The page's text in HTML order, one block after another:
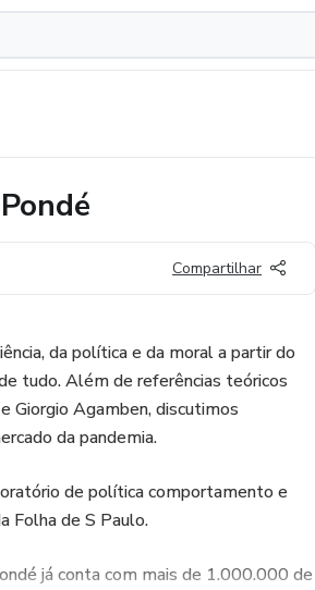
Compartilhar
da política e da moral a partir do
tudo. Além de referências teóricos
Giorgio Agamben, discutimos
da pandemia.
de política comportamento e
Folha de S Paulo.
já conta com mais de 1.000.000 de